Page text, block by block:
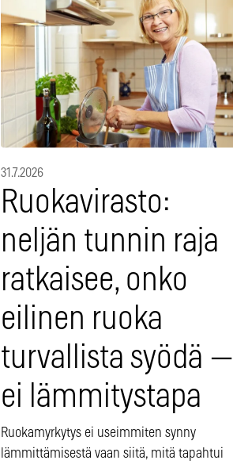
31.7.2026
Ruokavirasto:
neljän tunnin raja
ratkaisee, onko
eilinen ruoka
turvallista syödä —
ei lämmitystapa
Ruokamyrkytys ei useimmiten synny
lämmittämisestä vaan siitä, mitä tapahtui